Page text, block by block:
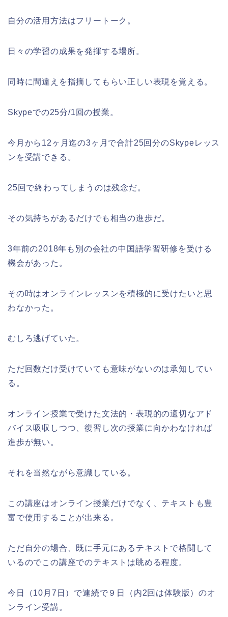
自分の活用方法はフリートーク。
日々の学習の成果を発揮する場所。
同時に間違えを指摘してもらい正しい表現を覚える。
Skypeでの25分/1回の授業。
今月から12ヶ月迄の3ヶ月で合計25回分のSkypeレッス
ンを受講できる。
25回で終わってしまうのは残念だ。
その気持ちがあるだけでも相当の進歩だ。
3年前の2018年も別の会社の中国語学習研修を受ける
機会があった。
その時はオンラインレッスンを積極的に受けたいと思
わなかった。
むしろ逃げていた。
ただ回数だけ受けていても意味がないのは承知してい
る。
オンライン授業で受けた文法的・表現的の適切なアド
バイス吸収しつつ、復習し次の授業に向かわなければ
進歩が無い。
それを当然ながら意識している。
この講座はオンライン授業だけでなく、テキストも豊
富で使用することが出来る。
ただ自分の場合、既に手元にあるテキストで格闘して
いるのでこの講座でのテキストは眺める程度。
今日（10月7日）で連続で９日（内2回は体験版）のオ
ンライン受講。